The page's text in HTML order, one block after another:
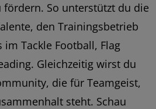
fördern. So unterstützt du die
den Trainingsbetrieb
im Tackle Football, Flag
Gleichzeitig wirst du
die für Teamgeist,
steht. Schau